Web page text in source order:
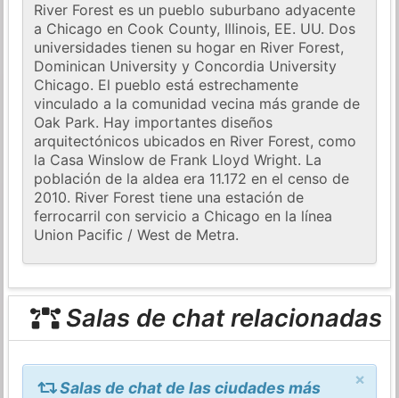
River Forest es un pueblo suburbano adyacente
a Chicago en Cook County, Illinois, EE. UU. Dos
universidades tienen su hogar en River Forest,
Dominican University y Concordia University
Chicago. El pueblo está estrechamente
vinculado a la comunidad vecina más grande de
Oak Park. Hay importantes diseños
arquitectónicos ubicados en River Forest, como
la Casa Winslow de Frank Lloyd Wright. La
población de la aldea era 11.172 en el censo de
2010. River Forest tiene una estación de
ferrocarril con servicio a Chicago en la línea
Union Pacific / West de Metra.
Salas de chat relacionadas
×
Salas de chat de las ciudades más